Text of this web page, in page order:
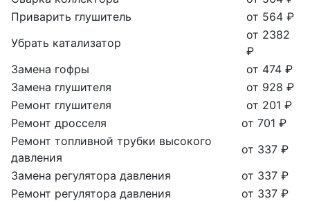
Приварить глушитель
от 564 ₽
Убрать катализатор
от 2382
₽
Замена гофры
от 474 ₽
Замена глушителя
от 928 ₽
Ремонт глушителя
от 201 ₽
Ремонт дросселя
от 701 ₽
Ремонт топливной трубки высокого
давления
от 337 ₽
Замена регулятора давления
от 337 ₽
Ремонт регулятора давления
от 337 ₽